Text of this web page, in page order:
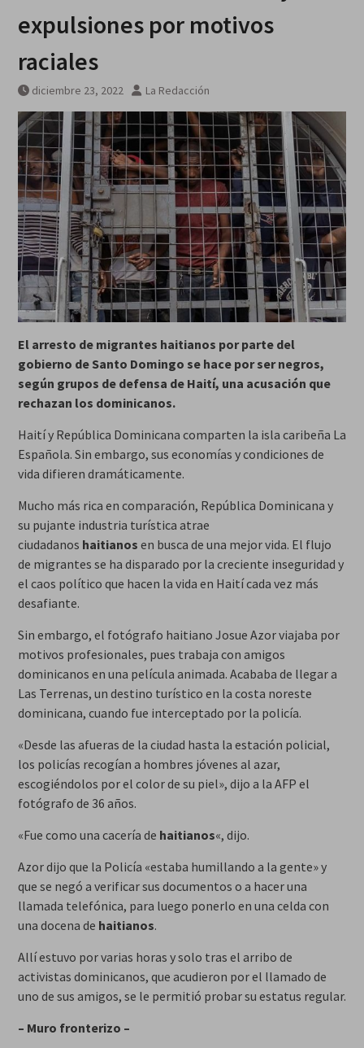
expulsiones por motivos
raciales
diciembre 23, 2022 La Redacción
El arresto de migrantes haitianos por parte del
gobierno de Santo Domingo se hace por ser negros,
según grupos de defensa de Haití, una acusación que
rechazan los dominicanos.
Haití y República Dominicana comparten la isla caribeña La
Española. Sin embargo, sus economías y condiciones de
vida difieren dramáticamente.
Mucho más rica en comparación, República Dominicana y
su pujante industria turística atrae
ciudadanos haitianos en busca de una mejor vida. El flujo
de migrantes se ha disparado por la creciente inseguridad y
el caos político que hacen la vida en Haití cada vez más
desafiante.
Sin embargo, el fotógrafo haitiano Josue Azor viajaba por
motivos profesionales, pues trabaja con amigos
dominicanos en una película animada. Acababa de llegar a
Las Terrenas, un destino turístico en la costa noreste
dominicana, cuando fue interceptado por la policía.
«Desde las afueras de la ciudad hasta la estación policial,
los policías recogían a hombres jóvenes al azar,
escogiéndolos por el color de su piel», dijo a la AFP el
fotógrafo de 36 años.
«Fue como una cacería de haitianos«, dijo.
Azor dijo que la Policía «estaba humillando a la gente» y
que se negó a verificar sus documentos o a hacer una
llamada telefónica, para luego ponerlo en una celda con
una docena de haitianos.
Allí estuvo por varias horas y solo tras el arribo de
activistas dominicanos, que acudieron por el llamado de
uno de sus amigos, se le permitió probar su estatus regular.
– Muro fronterizo –